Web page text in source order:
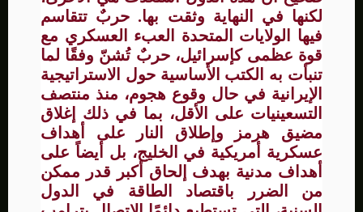
لكنها في النهاية وثقت بها. حربٌ تتقاسم
فيها الولايات المتحدة العبء العسكري مع
قوة عظمى كإسرائيل، حربٌ تُشنّ وفقًا لما
تنبأت به الكتب الأساسية حول الاستراتيجية
الإيرانية في حال وقوع هجوم، منذ منتصف
التسعينيات على الأقل، بما في ذلك إغلاق
مضيق هرمز وإطلاق النار على أهداف
عسكرية أمريكية في الخليج، بل أيضاً على
أهداف مدنية بهدف إلحاق أكبر قدر ممكن
من الضرر باقتصاد الطاقة في الدول